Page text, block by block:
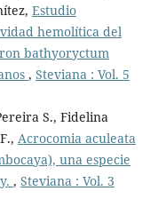
Estudio
hemolítica del
bathyoryctum
, Steviana : Vol. 5
S., Fidelina
Acrocomia aculeata
una especie
, Steviana : Vol. 3